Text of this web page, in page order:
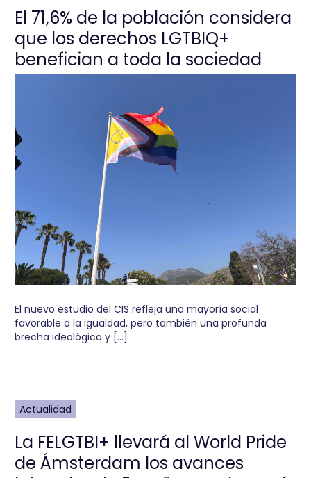
El 71,6% de la población considera
que los derechos LGTBIQ+
benefician a toda la sociedad
El nuevo estudio del CIS refleja una mayoría social
favorable a la igualdad, pero también una profunda
brecha ideológica y […]
Actualidad
La FELGTBI+ llevará al World Pride
de Ámsterdam los avances